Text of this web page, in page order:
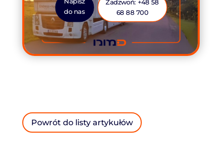
Napisz
do nas
Zadzwoń: +48 58
68 88 700
Powrót do listy artykułów